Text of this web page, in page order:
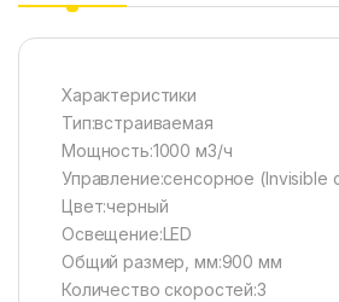
Характеристики
Тип:встраиваемая
Мощность:1000 м3/ч
Управление:сенсорное (Invisible
Цвет:черный
Освещение:LED
Общий размер, мм:900 мм
Количество скоростей:3